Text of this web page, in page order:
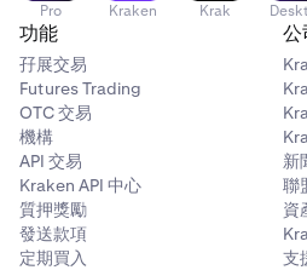
2 在「貸款」頁面頂部，點擊「
有效貸款
活躍貸款部分顯示所有當前開放
此處查看關鍵詳情，例如利率、
息費用和貸款時間表，或展開單
• 餘額： 您帳戶中持有的資產
• 平均價格： 您以預設貨幣計
• 當前價格： 資產的即時市場
Pro Kraken Krak
功能
孖展交易
Futures Trading
OTC 交易
機構
API 交易
Kraken API 中心
質押獎勵
發送款項
定期買入
公
新
聯
資
支